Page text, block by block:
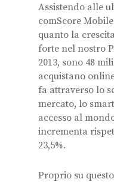
Assistendo alle
comScore
quanto la
forte nel nostro
2013, sono 48
acquistano
fa attraverso lo
mercato, lo
accesso al
incrementa
23,5%.
Proprio su